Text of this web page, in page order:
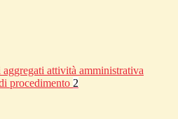
aggregati attività amministrativa
procedimento 2